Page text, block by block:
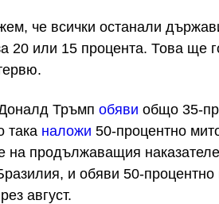
че всички останали
20 или 15 процента. Това ще
Тръмп обяви общо 35-
така наложи 50-процентно
на продължаващия
и обяви 50-
август.